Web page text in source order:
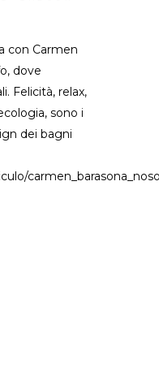
con Carmen
dove
Felicità, relax,
sono i
dei bagni